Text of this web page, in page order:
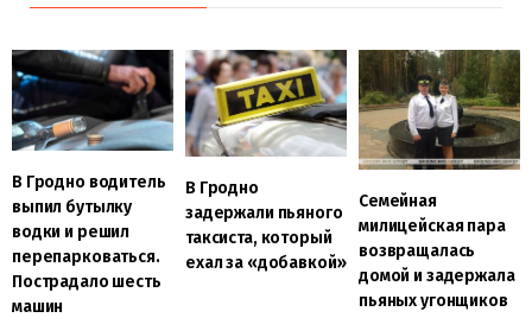
В Гродно водитель
выпил бутылку
водки и решил
перепарковаться.
Пострадало шесть
машин
В Гродно
задержали пьяного
таксиста, который
ехал за «добавкой»
Семейная
милицейская пара
возвращалась
домой и задержала
пьяных угонщиков